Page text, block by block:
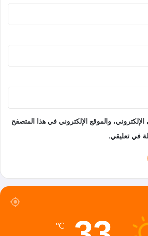
والموقع الإلكتروني في هذا المتصفح
في تعليقي.
℃